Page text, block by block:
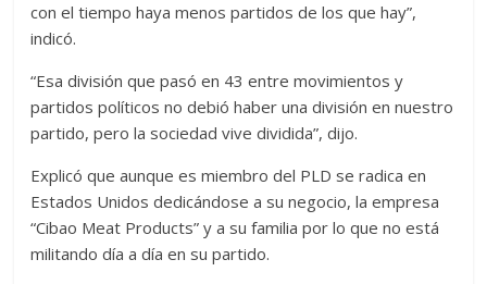
con el tiempo haya menos partidos de los que hay”,
indicó.
“Esa división que pasó en 43 entre movimientos y
partidos políticos no debió haber una división en nuestro
partido, pero la sociedad vive dividida”, dijo.
Explicó que aunque es miembro del PLD se radica en
Estados Unidos dedicándose a su negocio, la empresa
“Cibao Meat Products” y a su familia por lo que no está
militando día a día en su partido.